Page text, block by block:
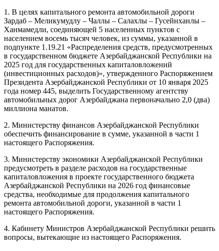
1. В целях капитального ремонта автомобильной дороги
Зардаб – Меликумудлу – Чаллы – Салахлы – Гусейнханлы –
Ханмамедли, соединяющей 5 населенных пунктов с
населением восемь тысяч человек, из суммы, указанной в
подпункте 1.19.21 «Распределения средств, предусмотренных
в государственном бюджете Азербайджанской Республики на
2025 год для государственных капиталовложений
(инвестиционных расходов)», утвержденного Распоряжением
Президента Азербайджанской Республики от 10 января 2025
года номер 445, выделить Государственному агентству
автомобильных дорог Азербайджана первоначально 2,0 (два)
миллиона манатов.
2. Министерству финансов Азербайджанской Республики
обеспечить финансирование в сумме, указанной в части 1
настоящего Распоряжения.
3. Министерству экономики Азербайджанской Республики
предусмотреть в разделе расходов на государственные
капиталовложения в проекте государственного бюджета
Азербайджанской Республики на 2026 год финансовые
средства, необходимые для продолжения капитального
ремонта автомобильной дороги, указанной в части 1
настоящего Распоряжения.
4. Кабинету Министров Азербайджанской Республики решить
вопросы, вытекающие из настоящего Распоряжения.